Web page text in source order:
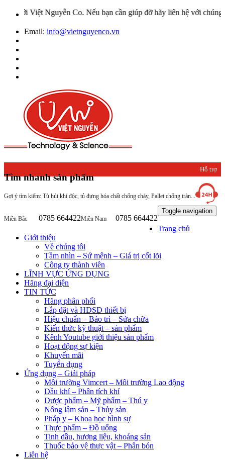
Nguyễn Co. Nếu bạn cần giúp đỡ hãy liên hệ với chúng tôi qua
Email: info@vietnguyenco.vn
Tìm nhanh sản phẩm
Gợi ý tìm kiếm: Tủ hút khí độc, tủ đựng hóa chất chống cháy, Pallet chống tràn...
Hỗ trợ
khách
hàng
Miền Bắc 0785 664422Miền Nam 0785 664422
Toggle navigation
Trang chủ
Giới thiệu
Về chúng tôi
Tầm nhìn – Sứ mệnh – Giá trị cốt lõi
Công ty thành viên
LĨNH VỰC ỨNG DỤNG
Hãng đại diện
TIN TỨC
Hãng phân phối
Lắp đặt và HDSD thiết bị
Hiệu chuẩn – Bảo trì – Sửa chữa
Kiến thức kỹ thuật – sản phẩm
Kênh Youtube giới thiệu sản phẩm
Hoạt động sự kiện
Khuyến mãi
Tuyển dụng
Ứng dụng – Giải pháp
Môi trường Vimcert – Môi trường Lao động
Dầu khí – Phân tích khí
Dược phẩm – Mỹ phẩm – Thú y
Nông lâm sản – Thủy sản
Pháp y – Khoa học hình sự
Thực phẩm – Đồ uống
Tinh dầu, hương liệu, khoáng sản
Thuốc bảo vệ thực vật – Phân bón
Liên hệ